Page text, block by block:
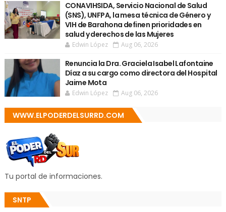
CONAVIHSIDA, Servicio Nacional de Salud
(SNS), UNFPA, la mesa técnica de Género y
VIH de Barahona definen prioridades en
salud y derechos de las Mujeres
Edwin López Aug 06, 2026
Renuncia la Dra. Graciela Isabel Lafontaine
Díaz a su cargo como directora del Hospital
Jaime Mota
Edwin López Aug 06, 2026
WWW.ELPODERDELSURRD.COM
Tu portal de informaciones.
SNTP